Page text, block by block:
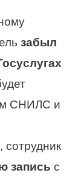
забыл
СНИЛС и
сотрудник
запись с